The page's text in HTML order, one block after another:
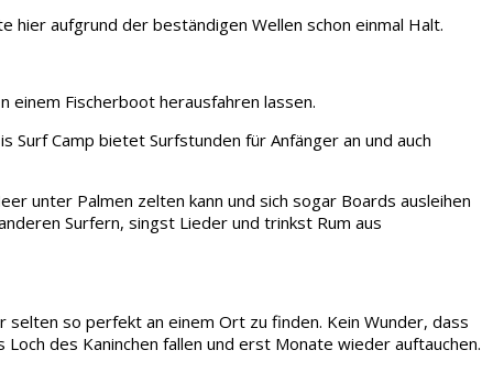
hier aufgrund der beständigen Wellen schon einmal Halt.
einem Fischerboot herausfahren lassen.
Surf Camp bietet Surfstunden für Anfänger an und auch
unter Palmen zelten kann und sich sogar Boards ausleihen
Surfern, singst Lieder und trinkst Rum aus
so perfekt an einem Ort zu finden. Kein Wunder, dass
des Kaninchen fallen und erst Monate wieder auftauchen.